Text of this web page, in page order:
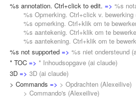
%s annotation. Ctrl+click to edit. => %s
%s Opmerking. Ctrl+click v. bewerking
%s opmerking. Ctrl+klik om te
%s aantekenig. Ctrl+klik om te
%s aantekening. Ctrl+klik om te
%s not supported => %s niet ondersteund (
* TOC => * Inhoudsopgave (ai claude)
3D => 3D (ai claude)
> Commands => > Opdrachten (Alexeilive)
> Commando's (Alexeilive)